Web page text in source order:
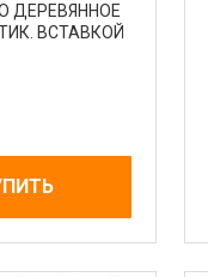
ДЕРЕВЯННОЕ
ВСТАВКОЙ